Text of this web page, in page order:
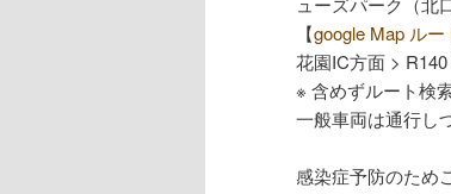
【google Map ルー
花園IC方面 >
※ 含めずルート検
一般車両は通行し
感染症予防のため